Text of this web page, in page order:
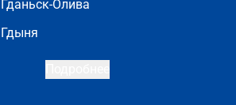
Гданьск-Олива
Гдыня